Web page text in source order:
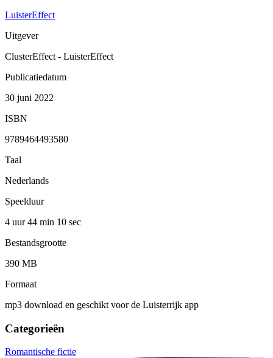
LuisterEffect
Uitgever
ClusterEffect - LuisterEffect
Publicatiedatum
30 juni 2022
ISBN
9789464493580
Taal
Nederlands
Speelduur
4 uur 44 min 10 sec
Bestandsgrootte
390 MB
Formaat
mp3 download en geschikt voor de Luisterrijk app
Categorieën
Romantische fictie